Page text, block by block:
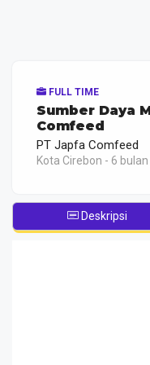
FULL TIME
Sumber Daya
Comfeed
PT Japfa Comfeed
Kota Cirebon - 6
Deskripsi